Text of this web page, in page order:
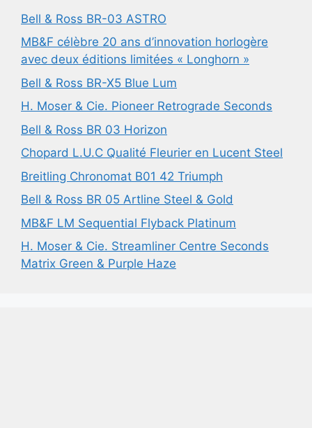
Bell & Ross BR-03 ASTRO
MB&F célèbre 20 ans d’innovation horlogère
avec deux éditions limitées « Longhorn »
Bell & Ross BR-X5 Blue Lum
H. Moser & Cie. Pioneer Retrograde Seconds
Bell & Ross BR 03 Horizon
Chopard L.U.C Qualité Fleurier en Lucent Steel
Breitling Chronomat B01 42 Triumph
Bell & Ross BR 05 Artline Steel & Gold
MB&F LM Sequential Flyback Platinum
H. Moser & Cie. Streamliner Centre Seconds
Matrix Green & Purple Haze